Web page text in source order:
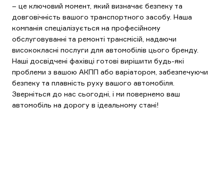
– це ключовий момент, який визначає безпеку та
довговічність вашого транспортного засобу. Наша
компанія спеціалізується на професійному
обслуговуванні та ремонті трансмісій, надаючи
висококласні послуги для автомобілів цього бренду.
Наші досвідчені фахівці готові вирішити будь-які
проблеми з вашою АКПП або варіатором, забезпечуючи
безпеку та плавність руху вашого автомобіля.
Зверніться до нас сьогодні, і ми повернемо ваш
автомобіль на дорогу в ідеальному стані!